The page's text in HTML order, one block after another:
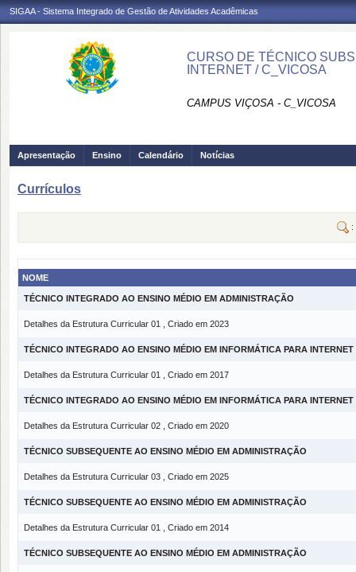
SIGAA - Sistema Integrado de Gestão de Atividades Acadêmicas
CURSO DE TÉCNICO
INTERNET / C_VICOSA
CAMPUS VIÇOSA - C_VICOSA
Apresentação Ensino Calendário Notícias
Currículos
:
NOME
TÉCNICO INTEGRADO AO ENSINO MÉDIO EM ADMINISTRAÇÃO
Detalhes da Estrutura Curricular 01 , Criado em 2023
TÉCNICO INTEGRADO AO ENSINO MÉDIO EM INFORMÁTICA PARA INTERNET
Detalhes da Estrutura Curricular 01 , Criado em 2017
TÉCNICO INTEGRADO AO ENSINO MÉDIO EM INFORMÁTICA PARA INTERNET
Detalhes da Estrutura Curricular 02 , Criado em 2020
TÉCNICO SUBSEQUENTE AO ENSINO MÉDIO EM ADMINISTRAÇÃO
Detalhes da Estrutura Curricular 03 , Criado em 2025
TÉCNICO SUBSEQUENTE AO ENSINO MÉDIO EM ADMINISTRAÇÃO
Detalhes da Estrutura Curricular 01 , Criado em 2014
TÉCNICO SUBSEQUENTE AO ENSINO MÉDIO EM ADMINISTRAÇÃO